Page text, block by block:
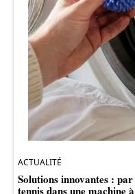
ACTUALITÉ
Solutions innovantes :
tennis dans une machine